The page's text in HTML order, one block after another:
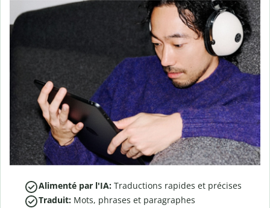
Alimenté par l'IA: Traductions rapides et précises
Traduit: Mots, phrases et paragraphes